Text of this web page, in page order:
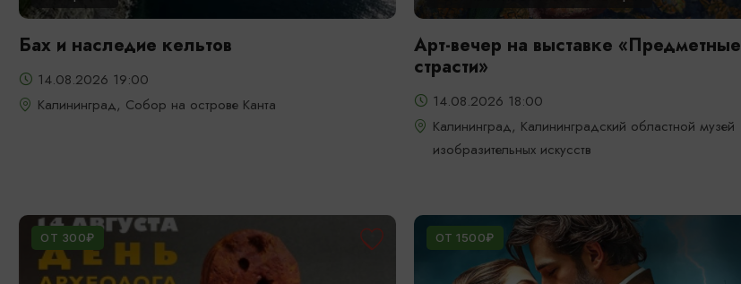
Бах и наследие кельтов
14.08.2026 19:00
Калининград, Собор на острове Канта
Арт-вечер на выставке «Предметные
страсти»
14.08.2026 18:00
Калининград, Калининградский областной музей
изобразительных искусств
ОТ 300₽ ОТ 1500₽